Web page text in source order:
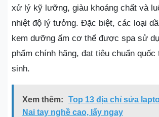
xử lý kỹ lưỡng, giàu khoáng chất và
nhiệt độ lý tưởng. Đặc biệt, các loại
kem dưỡng ấm cơ thể được spa sử
phẩm chính hãng, đạt tiêu chuẩn
sinh.
Xem thêm:
Top 13 địa chỉ sửa
Nai tay nghề cao, lấy ngay